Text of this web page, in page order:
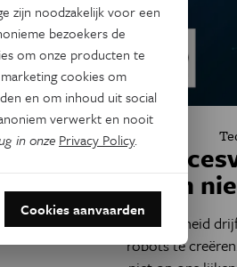
lijken
Onze ijdelheid
robots te
zijn noodzakelijk voor een
bezoekers de
om onze producten te
cookies om
en om inhoud uit social
verwerkt en nooit
in onze Privacy Policy.
Cookies aanvaarden